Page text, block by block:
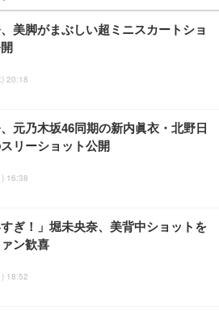
ィスチェア デスクチェア 疲れない テレ
ア 強化バックレスト 30度ロッキング機
椅子 腰サポート 90度跳ね上げ式アーム
れ パソコンチェア (ブラック)
ィスチェア デスクチェア 疲れない テレ
ア 強化バックレスト 30度ロッキング機
椅子 腰サポート 90度跳ね上げ式アーム
れ パソコンチェア (ホワイト)
フィスチェア デスクチェア 肘なし メ
性 ランバーサポート付き 腰サポート ガ
降 360度回転 キャスター付き コンパク
ゲーミングモニター DualSense 充電
CFI-ZDM1J）
】Dell E2724HS 27インチ 液晶モニタ
1920×1080）VA 非光沢 HDMI/DisplayP
ーカー内蔵 高さ調整 スイベル VESA対
24.5inch/280Hz/FHD】GRAPHT THE S
Monitor 24” Essential ゲーミン
QD 24.5インチ 1ms FHD 量子ドット 残
イフ ネオ・オムツ L 中型犬用 26枚入
スマートベーシック) 【Amazon.co.jp
Basic アイリスオーヤマ ペットシーツ
用 ワイド 100枚入 (x 1) (ケース販売)
ーヤマ ペットシーツ 超厚型 お徳用 レギ
入【Amazon.co.jp限定】
美脚がまぶしい超ミニスカートショ
20:18
元乃木坂46同期の新内眞衣・北野日
リーショット公開
16:38
すぎ！」堀未央奈、美背中ショットを
ン歓喜
18:52